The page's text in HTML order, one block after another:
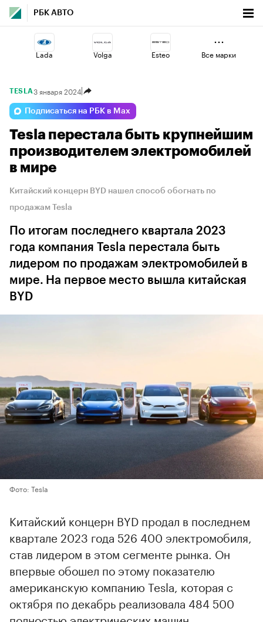
РБК АВТО
Lada Volga Esteo
Jaecoo Omoda
Voyah Geely Haval
Все марки
TESLA3 января 2024
Подписаться на РБК в Max
Tesla перестала быть крупнейшим
производителем электромобилей
в мире
Китайский концерн BYD нашел способ обогнать по
продажам Tesla
По итогам последнего квартала 2023
года компания Tesla перестала быть
лидером по продажам электромобилей в
мире. На первое место вышла китайская
BYD
Фото: Tesla
Китайский концерн BYD продал в последнем
квартале 2023 года 526 400 электромобиля,
став лидером в этом сегменте рынка. Он
впервые обошел по этому показателю
американскую компанию Tesla, которая с
октября по декабрь реализовала 484 500